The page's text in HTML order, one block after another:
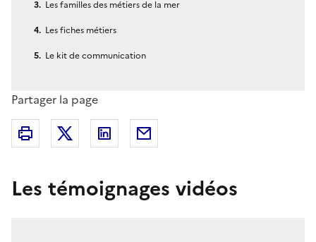
Les familles des métiers de la mer
Les fiches métiers
Le kit de communication
Partager la page
Imprimer Partager sur X (anciennement Twitter)
Partager sur Linkedin
Les témoignages vidéos